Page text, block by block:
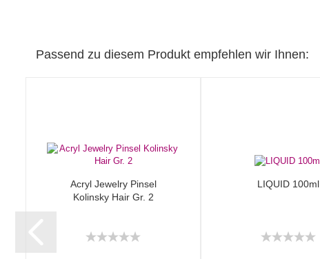
Passend zu diesem Produkt empfehlen wir Ihnen:
Acryl Jewelry Pinsel
Kolinsky Hair Gr. 2
LIQUID 100ml